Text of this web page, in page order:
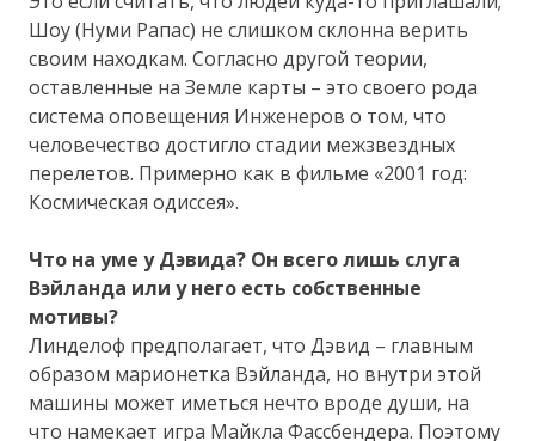
Шоу (Нуми Рапас) не слишком склонна верить
своим находкам. Согласно другой теории,
оставленные на Земле карты – это своего рода
система оповещения Инженеров о том, что
человечество достигло стадии межзвездных
перелетов. Примерно как в фильме «2001 год:
Космическая одиссея».
Что на уме у Дэвида? Он всего лишь слуга
Вэйланда или у него есть собственные
мотивы?
Линделоф предполагает, что Дэвид – главным
образом марионетка Вэйланда, но внутри этой
машины может иметься нечто вроде души, на
что намекает игра Майкла Фассбендера. Поэтому